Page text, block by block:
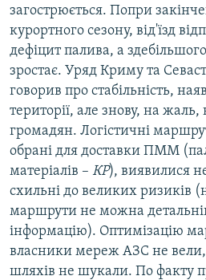
загострюється. Попри
курортного сезону, від'їзд
дефіцит палива, а
зростає. Уряд Криму та
говорив про стабільність,
території, але знову, на
громадян. Логістичні
обрані для доставки ПММ
матеріалів – КР), виявилися
схильні до великих ризиків
маршрути не можна
інформацію). Оптимізацію
власники мереж АЗС не
шляхів не шукали. По факту